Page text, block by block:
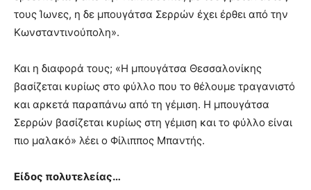
τους Ίωνες, η δε μπουγάτσα Σερρών έχει έρθει από την
Κωνσταντινούπολη».
Και η διαφορά τους; «Η μπουγάτσα Θεσσαλονίκης
βασίζεται κυρίως στο φύλλο που το θέλουμε τραγανιστό
και αρκετά παραπάνω από τη γέμιση. Η μπουγάτσα
Σερρών βασίζεται κυρίως στη γέμιση και το φύλλο είναι
πιο μαλακό» λέει ο Φίλιππος Μπαντής.
Είδος πολυτελείας…